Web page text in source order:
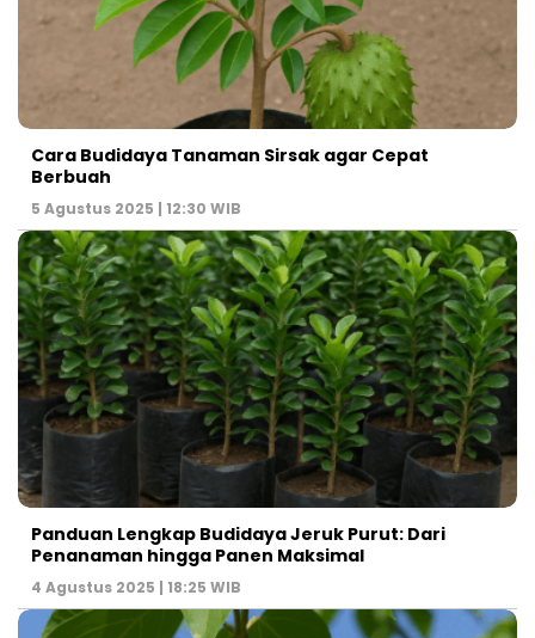
Cara Budidaya Tanaman Sirsak agar Cepat
Berbuah
5 Agustus 2025 | 12:30 WIB
Panduan Lengkap Budidaya Jeruk Purut: Dari
Penanaman hingga Panen Maksimal
4 Agustus 2025 | 18:25 WIB